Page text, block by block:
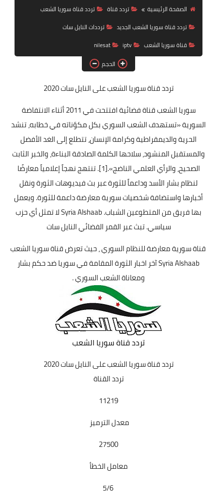
تردد قناة
nilesat
iptv
ترددات النايل سات
ترددات النايل سات
الصفحة الرئيسية
تردد قناة
تردد قناة سوريا الشعب
تردد قناة سوريا الشعب الجديد
ترددات النايل سات
قناة سوريا الشعب
iptv
nilesat
الحجم
تردد قناة سوريا الشعبعلى النايل سات 2020
سوريا الشعب قناة فضائية افتتحت في 2011 أثناء الانتفاضة
السورية «تستهدف الشعب السوري بكل مكوّناته في خطابه، تنشد
الحرية والديمقراطية وكرامة الإنسان، تتطلع إلى الغد الأفضل
والمستقبل المنشود، سلاحها الكلمة الصادقة البناءة، والخبر الثابت
الصحيح، والرأي العلمي الناضج».[1]. تنتهج نهجاً إعلامياً معارضًا
لنظام بشار الأسد وداعماً للثورة عبر بث فيديوهات الثورة ونقل
أخبارها واستضافة شخصيات سورية معارضة داعمة للثورة. ويعمل
بها فريق من المتطوعين الشباب. Syria Alshaab لا تمثل أي حزب
سياسي. تبث عبر القمر الفضائي النايل سات
قناة سورية معارضة للنظام السوري ، حيث تعرض قناة سوريا الشعب
Syria Alshaab آخر اخبار الثورة المقامة في سوريا ضد حكم بشار
ومعاناة الشعب السوري .
تردد قناة سوريا الشعب
تردد قناة سوريا الشعبعلى النايل سات 2020
تردد القناة
11219
معدل الترميز
27500
معامل الخطأ
5/6